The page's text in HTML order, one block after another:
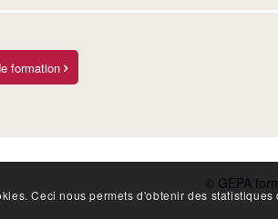
formation
© GEPA
Ceci nous permets d'obtenir des